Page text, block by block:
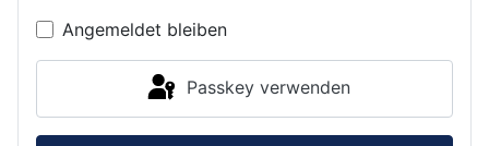
Angemeldet bleiben
Passkey verwenden